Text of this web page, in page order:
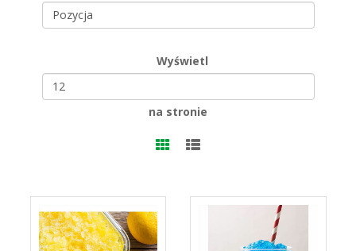
Wyświetl
na stronie